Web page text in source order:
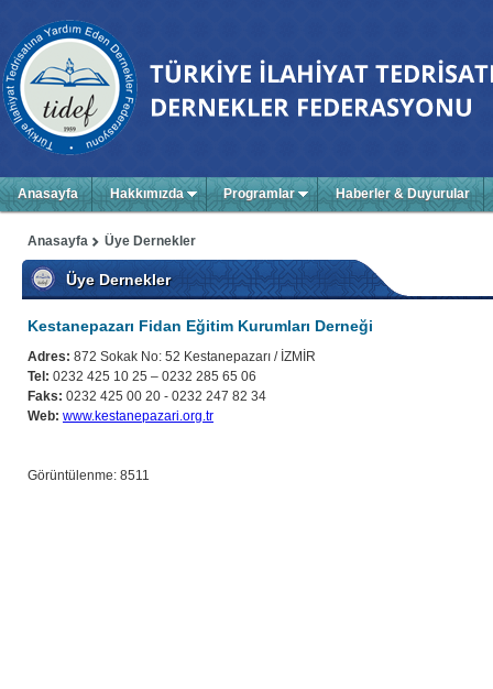
Anasayfa Hakkımızda Programlar Haberler & Duyurular
Üye Dernekler
Anasayfa
Üye Dernekler
Kestanepazarı Fidan Eğitim Kurumları Derneği
Adres: 872 Sokak No: 52 Kestanepazarı / İZMİR
Tel: 0232 425 10 25 – 0232 285 65 06
Faks: 0232 425 00 20 - 0232 247 82 34
Web: www.kestanepazari.org.tr
Görüntülenme: 8511